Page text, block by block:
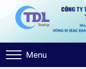
Toggle
navigation
Menu